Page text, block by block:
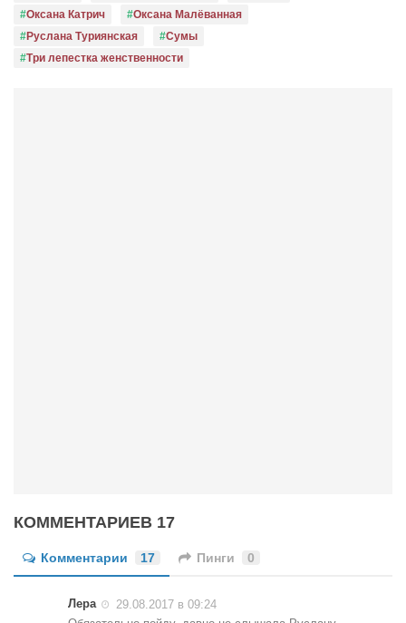
Оксана Катрич
Оксана Малёванная
Руслана Туриянская
Сумы
Три лепестка женственности
КОММЕНТАРИЕВ 17
Комментарии 17 Пинги 0
Лера
29.08.2017 в 09:24